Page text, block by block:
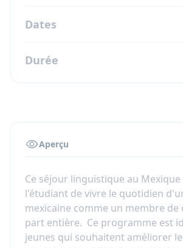
Dates
Durée
Aperçu
Ce séjour linguistique au
l'étudiant de vivre le quotidien
mexicaine comme un membre de
part entière. Ce programme est
jeunes qui souhaitent améliorer